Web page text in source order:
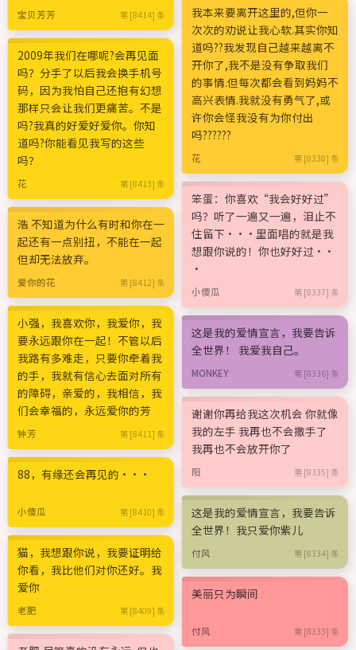
宝贝芳芳 第 [8414] 条
2009年我们在哪呢?会再见面
吗？分手了以后我会换手机号
码，因为我怕自己还抱有幻想
那样只会让我们更痛苦。不是
吗?我真的好爱好爱你。你知
道吗?你能看见我写的这些
吗？
花 第 [8413] 条
浩 不知道为什么有时和你在一
起还有一点别扭，不能在一起
但却无法放弃。
爱你的花 第 [8412] 条
小强，我喜欢你，我爱你，我
要永远跟你在一起！不管以后
我路有多难走，只要你牵着我
的手，我就有信心去面对所有
的障碍，亲爱的，我相信，我
们会幸福的，永远爱你的芳
钟芳 第 [8411] 条
88，有缘还会再见的···
小傻瓜 第 [8410] 条
猫，我想跟你说，我要证明给
你看，我比他们对你还好。我
爱你
老肥 第 [8409] 条
我本来要离开这里的,但你一
次次的劝说让我心软.其实你知
道吗??我发现自己越来越离不
开你了,我不是没有争取我们
的事情.但每次都会看到妈妈不
高兴表情.我就没有勇气了,或
许你会怪我没有为你付出
吗??????
花 第 [8338] 条
笨蛋：你喜欢“我会好好过”
吗？听了一遍又一遍，泪止不
住留下···里面唱的就是我
想跟你说的！你也好好过··
·
小傻瓜 第 [8337] 条
这是我的爱情宣言，我要告诉
全世界！ 我爱我自己。
MONKEY 第 [8336] 条
谢谢你再给我这次机会 你就像
我的左手 我再也不会撒手了
我再也不会放开你了
阳 第 [8335] 条
这是我的爱情宣言，我要告诉
全世界！我只爱你紫儿
付风 第 [8334] 条
美丽只为瞬间
付风 第 [8333] 条